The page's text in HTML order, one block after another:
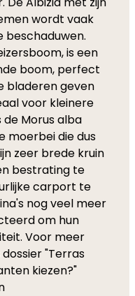
wordt vaak
beschaduwen.
is een
boom, perfect
bladeren geven
voor kleinere
de Morus alba
moerbei die dus
zeer brede kruin
bestrating te
carport te
nog veel meer
om hun
Voor meer
"Terras
kiezen?"